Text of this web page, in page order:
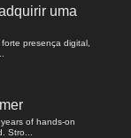
uma
presença digital,
of hands-on
Stro...